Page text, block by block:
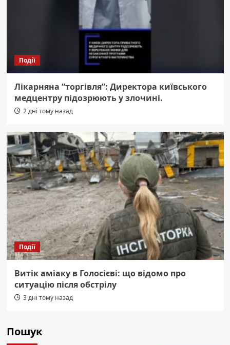
Події
Лікарняна “торгівля”: Директора київського
медцентру підозрюють у злочині.
2 дні тому назад
Події
Витік аміаку в Голосієві: що відомо про
ситуацію після обстрілу
3 дні тому назад
Пошук